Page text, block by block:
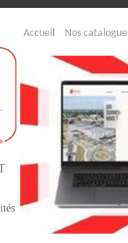
Accueil Nos